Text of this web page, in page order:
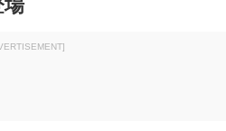
場